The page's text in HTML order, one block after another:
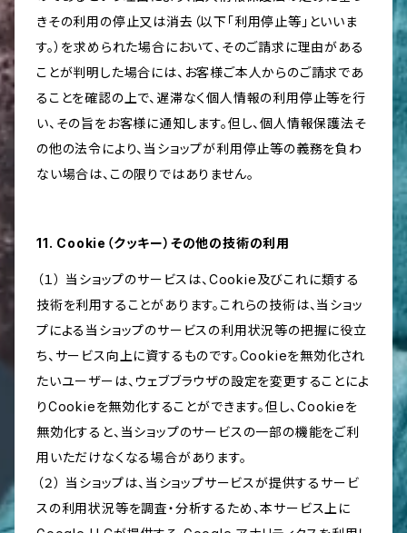
きその利用の停止又は消去（以下「利用停止等」といいま
す。）を求められた場合において、そのご請求に理由がある
ことが判明した場合には、お客様ご本人からのご請求であ
ることを確認の上で、遅滞なく個人情報の利用停止等を行
い、その旨をお客様に通知します。但し、個人情報保護法そ
の他の法令により、当ショップが利用停止等の義務を負わ
ない場合は、この限りではありません。
11. Cookie（クッキー）その他の技術の利用
（１） 当ショップのサービスは、Cookie及びこれに類する
技術を利用することがあります。これらの技術は、当ショッ
プによる当ショップのサービスの利用状況等の把握に役立
ち、サービス向上に資するものです。Cookieを無効化され
たいユーザーは、ウェブブラウザの設定を変更することによ
りCookieを無効化することができます。但し、Cookieを
無効化すると、当ショップのサービスの一部の機能をご利
用いただけなくなる場合があります。
（２） 当ショップは、当ショップサービスが提供するサービ
スの利用状況等を調査・分析するため、本サービス上に